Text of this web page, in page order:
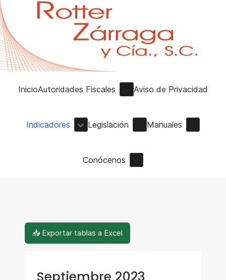
InicioAutoridades Fiscales Aviso de Privacidad
Indicadores Legislación Manuales
Conócenos
📥 Exportar tablas a Excel